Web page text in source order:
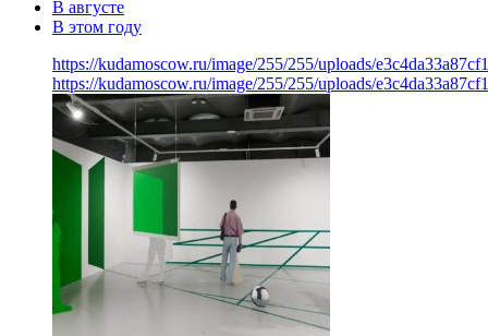
В августе
В этом году
https://kudamoscow.ru/image/255/255/uploads/
https://kudamoscow.ru/image/255/255/uploads/